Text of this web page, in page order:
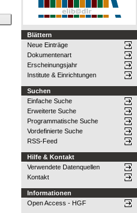
Blättern
Neue Einträge
Dokumentenart
Erscheinungsjahr
Institute & Einrichtungen
Suchen
Einfache Suche
Erweiterte Suche
Programmatische Suche
Vordefinierte Suche
RSS-Feed
Hilfe & Kontakt
Verwendete Datenquellen
Kontakt
Informationen
Open Access - HGF